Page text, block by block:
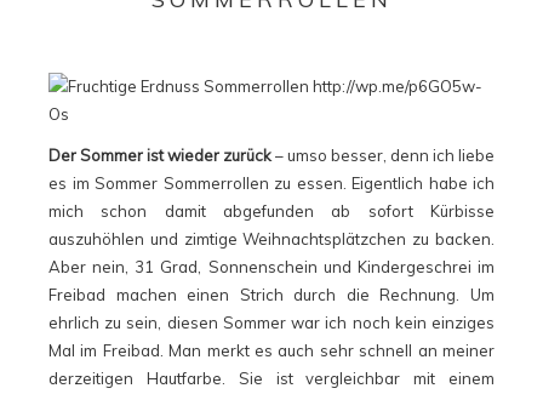
Der Sommer ist wieder zurück– umso besser, denn ich liebe
es im Sommer Sommerrollen zu essen. Eigentlich habe ich
mich schon damit abgefunden ab sofort Kürbisse
auszuhöhlen und zimtige Weihnachtsplätzchen zu backen.
Aber nein, 31 Grad, Sonnenschein und Kindergeschrei im
Freibad machen einen Strich durch die Rechnung. Um
ehrlich zu sein, diesen Sommer war ich noch kein einziges
Mal im Freibad. Man merkt es auch sehr schnell an meiner
derzeitigen Hautfarbe. Sie ist vergleichbar mit einem